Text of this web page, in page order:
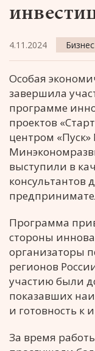
4.11.2024 Бизнес
Особая
завершила
программе
проектов
центром
выступили в
Программа
стороны
организаторы
регионов
участию были
показавших
и готовность к
За время